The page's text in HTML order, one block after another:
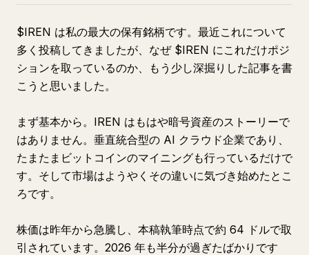
$IREN は私の最大の保有銘柄です。最近これについて
多く投稿してきましたが、なぜ $IREN にこれだけポジ
ションを取っているのか、もう少し深掘りした記事を書
こうと思いました。
まず基本から。IREN はもはや暗号資産のストーリーで
はありません。垂直統合型の AI クラウド企業であり、
たまたまビットコインのマイニングも行っているだけで
す。そして市場はようやくその違いに気づき始めたとこ
ろです。
株価は昨年から急騰し、本稿執筆時点で約 64 ドルで取
引されています。2026 年も半分が過ぎたばかりです